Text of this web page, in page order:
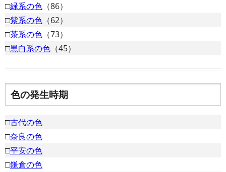
□緑系の色 （86）
□紫系の色 （62）
□茶系の色 （73）
□黒白系の色 （45）
色の発生時期
□古代の色
□奈良の色
□平安の色
□鎌倉の色